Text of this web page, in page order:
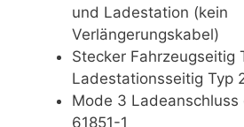
und Ladestation (kein
Verlängerungskabel)
Stecker Fahrzeugseitig
Ladestationsseitig Typ
Mode 3 Ladeanschluss
61851-1